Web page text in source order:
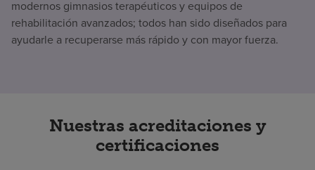
modernos gimnasios terapéuticos y equipos de
rehabilitación avanzados; todos han sido diseñados para
ayudarle a recuperarse más rápido y con mayor fuerza.
Nuestras acreditaciones y
certificaciones